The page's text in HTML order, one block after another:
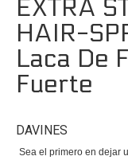
de
imágenes
EXTRA
HAIR-
Laca De
Fuerte
DAVINES
Sea el primero en dejar